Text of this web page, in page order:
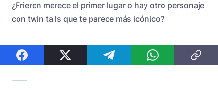
¿Frieren merece el primer lugar o hay otro personaje
con twin tails que te parece más icónico?